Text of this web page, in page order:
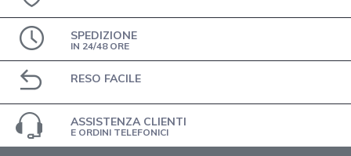
SPEDIZIONE
IN 24/48 ORE
RESO FACILE
ASSISTENZA CLIENTI
E ORDINI TELEFONICI